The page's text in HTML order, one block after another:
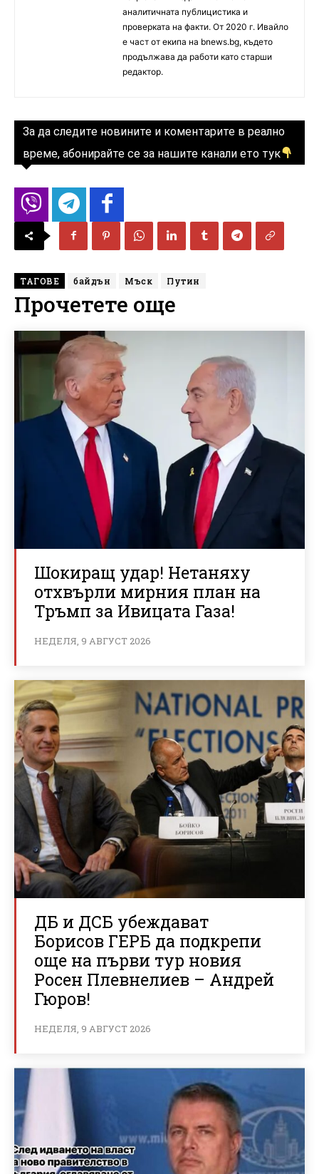
аналитичната публицистика и
проверката на факти. От 2020 г. Ивайло
е част от екипа на bnews.bg, където
продължава да работи като старши
редактор.
За да следите новините и коментарите в реално
време, абонирайте се за нашите канали ето тук
ТАГОВЕ байдън Мъск Путин
Прочетете още
Шокиращ удар! Нетаняху
отхвърли мирния план на
Тръмп за Ивицата Газа!
НЕДЕЛЯ, 9 АВГУСТ 2026
ДБ и ДСБ убеждават
Борисов ГЕРБ да подкрепи
още на първи тур новия
Росен Плевнелиев – Андрей
Гюров!
НЕДЕЛЯ, 9 АВГУСТ 2026